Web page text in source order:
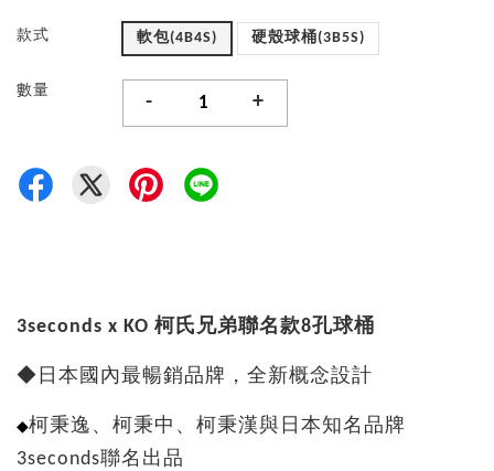
款式 軟包(4B4S) 硬殼球桶(3B5S)
數量
- +
3seconds x KO 柯氏兄弟聯名款8孔球桶
◆日本國內最暢銷品牌，全新概念設計
◆柯秉逸、柯秉中、柯秉漢與日本知名品牌
3seconds聯名出品